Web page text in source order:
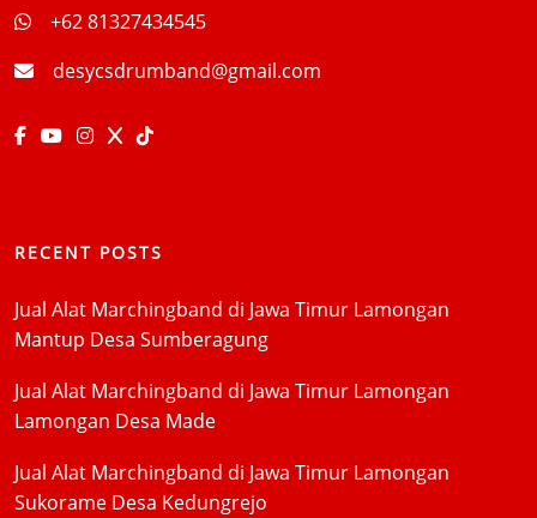
+62 81327434545
desycsdrumband@gmail.com
RECENT POSTS
Jual Alat Marchingband di Jawa Timur Lamongan
Mantup Desa Sumberagung
Jual Alat Marchingband di Jawa Timur Lamongan
Lamongan Desa Made
Jual Alat Marchingband di Jawa Timur Lamongan
Sukorame Desa Kedungrejo